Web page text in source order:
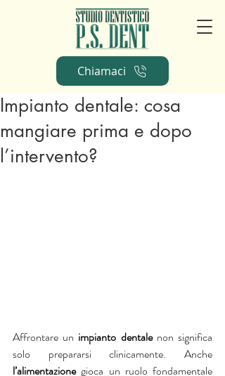
Chiamaci
Impianto dentale: cosa
mangiare prima e dopo
l’intervento?
Affrontare un impianto dentale non significa
l’alimentazione gioca un ruolo fondamentale